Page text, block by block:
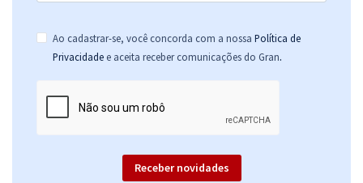
Ao cadastrar-se, você concorda com a nossa Política de
Privacidade e aceita receber comunicações do Gran.
Receber novidades